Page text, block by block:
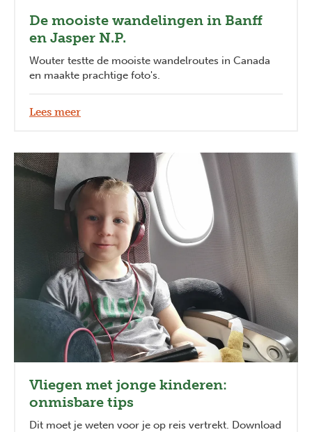
De mooiste wandelingen in Banff
en Jasper N.P.
Wouter testte de mooiste wandelroutes in Canada
en maakte prachtige foto's.
Lees meer
Vliegen met jonge kinderen:
onmisbare tips
Dit moet je weten voor je op reis vertrekt. Download